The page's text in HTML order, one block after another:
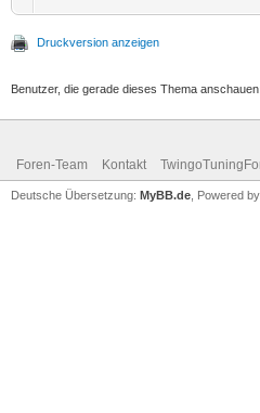
Druckversion anzeigen
Benutzer, die gerade dieses Thema
Foren-Team Kontakt
Deutsche Übersetzung: MyBB.de , Powered by